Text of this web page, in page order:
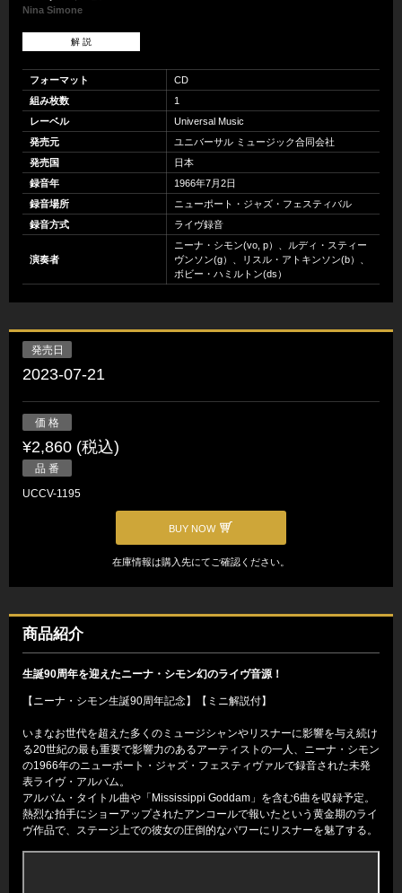
Nina Simone
解 説
フォーマット
CD
組み枚数
1
レーベル
Universal Music
発売元
ユニバーサル ミュージック合同会社
発売国
日本
録音年
1966年7月2日
録音場所
ニューポート・ジャズ・フェスティバル
録音方式
ライヴ録音
演奏者
ニーナ・シモン(vo, p）、ルディ・スティー
ヴンソン(g）、リスル・アトキンソン(b）、
ボビー・ハミルトン(ds）
発売日
2023-07-21
価 格
¥2,860 (税込)
品 番
UCCV-1195
BUY NOW
在庫情報は購入先にてご確認ください。
商品紹介
生誕90周年を迎えたニーナ・シモン幻のライヴ音源！
【ニーナ・シモン生誕90周年記念】【ミニ解説付】
いまなお世代を超えた多くのミュージシャンやリスナーに影響を与え続け
る20世紀の最も重要で影響力のあるアーティストの一人、ニーナ・シモン
の1966年のニューポート・ジャズ・フェスティヴァルで録音された未発
表ライヴ・アルバム。
アルバム・タイトル曲や「Mississippi Goddam」を含む6曲を収録予定。
熱烈な拍手にショーアップされたアンコールで報いたという黄金期のライ
ヴ作品で、ステージ上での彼女の圧倒的なパワーにリスナーを魅了する。